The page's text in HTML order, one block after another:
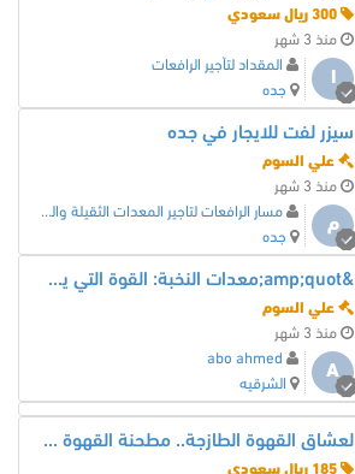
منذ 3 شهر
ا
المقداد لتأجير الرافعات
جده
سيزر لفت للايجار في جده
علي السوم
منذ 3 شهر
م
مسار الرافعات لتاجير المعدات الثقيلة والخفيفة
جده
​&amp;quot;معدات النخبة: القوة التي يحتاجها مشروعك للإنجاز&amp;quot;2026
علي السوم
منذ 3 شهر
A
abo ahmed
الشرقيه
لعشاق القهوة الطازجة.. مطحنة القهوة والبهارات الاستانلس (عرض خاص لفترة محدودة)